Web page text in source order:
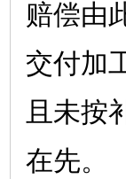
赔偿由
交付加
且未按
在先。